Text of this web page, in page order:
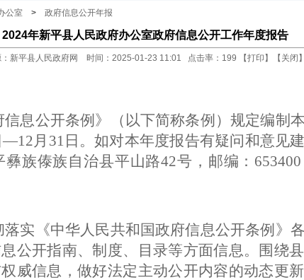
公室 > 政府信息公开年报
2024年新平县人民政府办公室政府信息公开工作年度报告
：新平县人民政府网 时间：2025-01-23 11:01 点击率： 199 【打印 】【 关闭
息公开条例》（以下简称条例）规定编制
—12月 31 日。如对本年度报告有疑问和意见
族傣族自治县平山路42号，邮编： 653400
落实《中华人民共和国政府信息公开条例》
公开指南、制度、目录等方面信息。围绕
威信息，做好法定主动公开内容的动态更